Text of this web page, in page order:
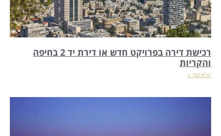
רכישת דירה בפרויקט חדש או דירת יד 2 בחיפה
והקריות
קרא עוד »